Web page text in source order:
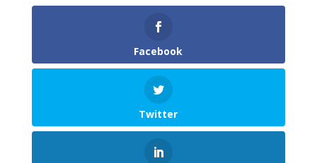
Facebook
Twitter